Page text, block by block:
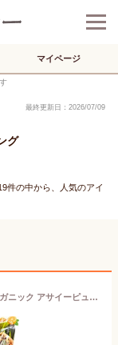
マイページ
最終更新日：2026/07/09
グ
件の中から、人気のアイ
≪100g×8袋入×2≫【トロピカルマリア】オーガニック アサイーピューレ 砂糖不使用 大容量 800g(100g×8袋)×2 無糖 有機アサイードリンク 冷凍アサイースムージー アサイーボウル フルーツピューレ スーパーフード Tropical Maria クール冷凍 コストコ アサイー